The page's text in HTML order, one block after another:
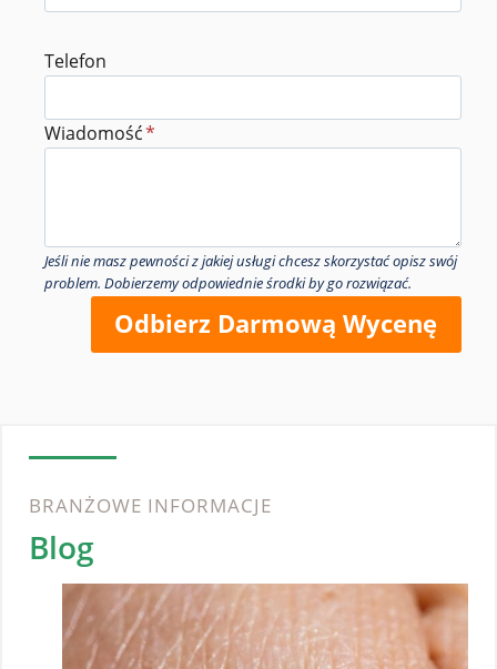
Telefon
Wiadomość*
Jeśli nie masz pewności z jakiej usługi chcesz skorzystać opisz swój
problem. Dobierzemy odpowiednie środki by go rozwiązać.
Odbierz Darmową Wycenę
BRANŻOWE INFORMACJE
Blog